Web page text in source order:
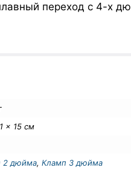
переход с 4-х
× 15 см
2 дюйма, Кламп 3 дюйма